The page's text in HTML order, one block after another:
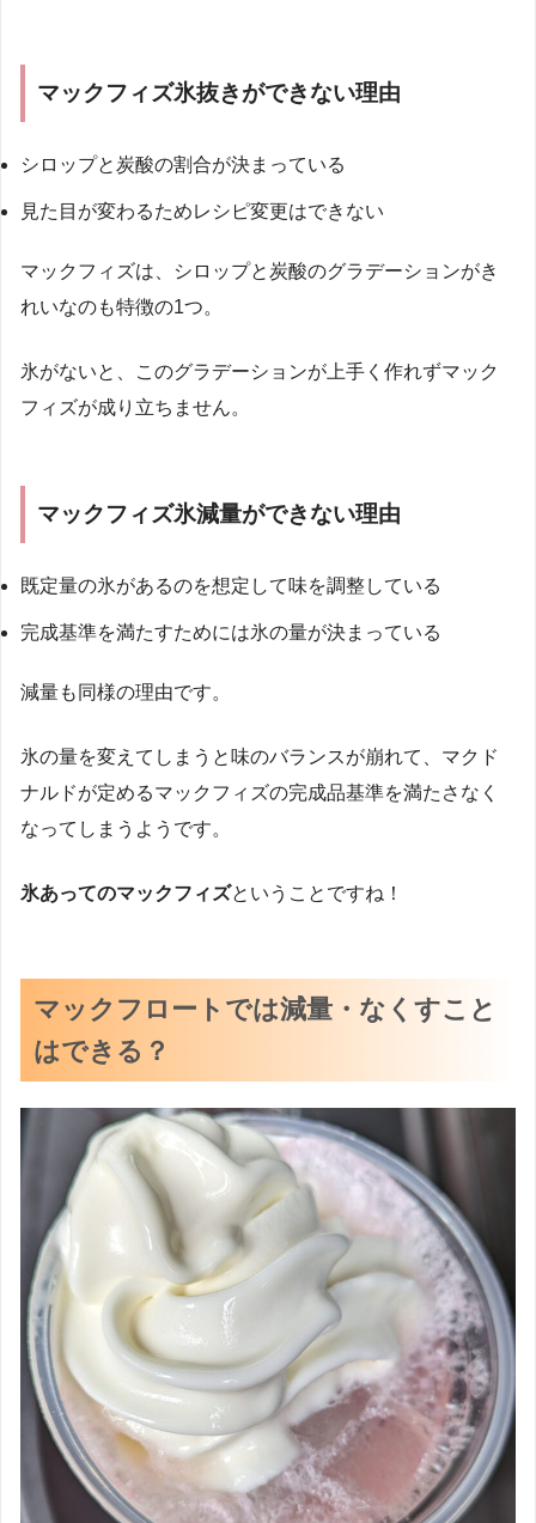
マックフィズ氷抜きができない理由
シロップと炭酸の割合が決まっている
見た目が変わるためレシピ変更はできない
マックフィズは、シロップと炭酸のグラデーションがき
れいなのも特徴の1つ。
氷がないと、このグラデーションが上手く作れずマック
フィズが成り立ちません。
マックフィズ氷減量ができない理由
既定量の氷があるのを想定して味を調整している
完成基準を満たすためには氷の量が決まっている
減量も同様の理由です。
氷の量を変えてしまうと味のバランスが崩れて、マクド
ナルドが定めるマックフィズの完成品基準を満たさなく
なってしまうようです。
氷あってのマックフィズということですね！
マックフロートでは減量・なくすこと
はできる？